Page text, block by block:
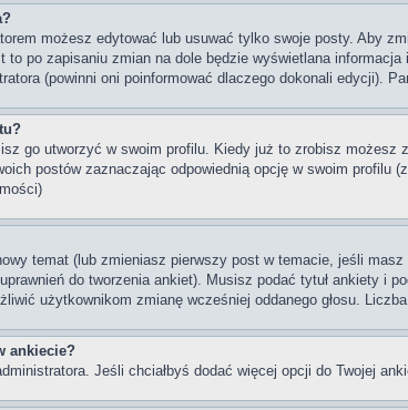
możesz edytować lub usuwać tylko swoje posty. Aby
to po zapisaniu zmian na dole będzie wyświetlana
(powinni oni poinformować dlaczego dokonali edycji).
go utworzyć w swoim profilu. Kiedy już to zrobisz możesz
postów zaznaczając odpowiednią opcję w swoim
temat (lub zmieniasz pierwszy post w temacie, jeśli masz
do tworzenia ankiet). Musisz podać tytuł ankiety
użytkownikom zmianę wcześniej oddanego głosu.
ankiecie?
Jeśli chciałbyś dodać więcej opcji do Twojej